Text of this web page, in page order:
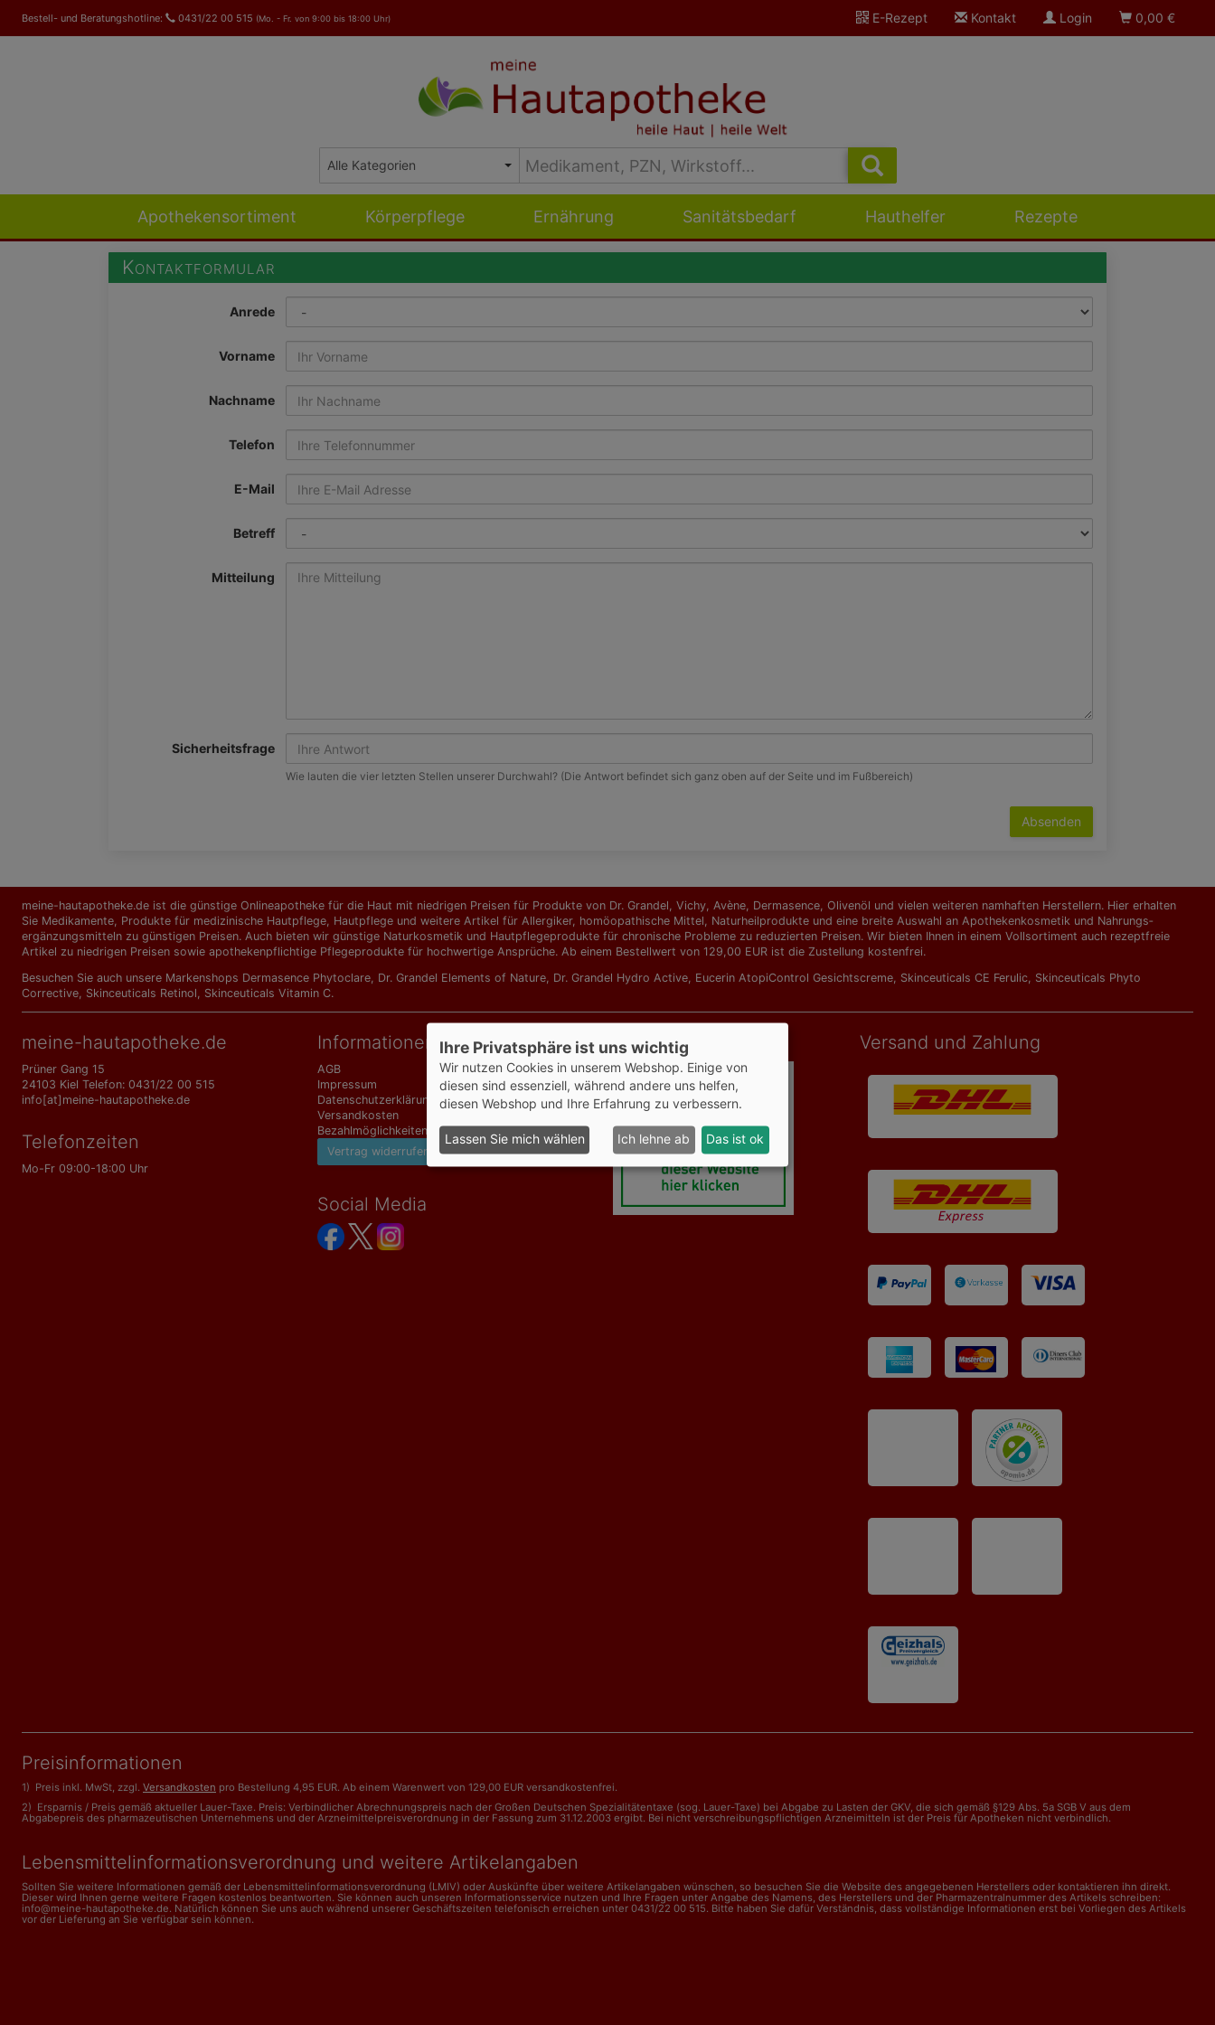
Bestell- und Beratungshotline: 0431/22 00 515 (Mo. - Fr. von 9:00 bis 18:00 Uhr) E-Rezept Kontakt Login 0,00 €
Apothekensortiment Körperpflege Ernährung Sanitätsbedarf Hauthelfer Rezepte
Kontaktformular
Anrede
Vorname
Nachname
Telefon
E-Mail
Betreff
Mitteilung
Sicherheitsfrage
Wie lauten die vier letzten Stellen unserer Durchwahl? (Die Antwort befindet sich ganz oben auf der Seite und im Fußbereich)
Absenden
meine-hautapotheke.de ist die günstige Onlineapotheke für die Haut mit niedrigen Preisen für Produkte von Dr. Grandel, Vichy, Avène, Dermasence, Olivenöl und vielen weiteren namhaften Herstellern. Hier erhalten
Sie Medikamente, Produkte für medizinische Hautpflege, Hautpflege und weitere Artikel für Allergiker, homöopathische Mittel, Naturheilprodukte und eine breite Auswahl an Apothekenkosmetik und Nahrungs­
ergänzungs­mitteln zu günstigen Preisen. Auch bieten wir günstige Naturkosmetik und Hautpflegeprodukte für chronische Probleme zu reduzierten Preisen. Wir bieten Ihnen in einem Vollsortiment auch rezeptfreie
Artikel zu niedrigen Preisen sowie apothekenpflichtige Pflegeprodukte für hochwertige Ansprüche. Ab einem Bestellwert von 129,00 EUR ist die Zustellung kostenfrei.
Besuchen Sie auch unsere Markenshops Dermasence Phytoclare, Dr. Grandel Elements of Nature, Dr. Grandel Hydro Active, Eucerin AtopiControl Gesichtscreme, Skinceuticals CE Ferulic, Skinceuticals Phyto
Corrective, Skinceuticals Retinol, Skinceuticals Vitamin C.
meine-hautapotheke.de
Prüner Gang 15
24103 Kiel Telefon: 0431/22 00 515
info[at]meine-hautapotheke.de
Telefonzeiten
Mo-Fr 09:00-18:00 Uhr
Informationen
AGB
Impressum
Datenschutzerklärung
Versandkosten
Bezahlmöglichkeiten
Vertrag widerrufen
Social Media
Geprüfte Sicherheit Versand und Zahlung
Preisinformationen
1) Preis inkl. MwSt, zzgl. Versandkosten pro Bestellung 4,95 EUR. Ab einem Warenwert von 129,00 EUR versandkostenfrei.
2) Ersparnis / Preis gemäß aktueller Lauer-Taxe. Preis: Verbindlicher Abrechnungspreis nach der Großen Deutschen Spezialitätentaxe (sog. Lauer-Taxe) bei Abgabe zu Lasten der GKV, die sich gemäß §129 Abs. 5a SGB V aus dem
Abgabepreis des pharmazeutischen Unternehmens und der Arzneimittelpreisverordnung in der Fassung zum 31.12.2003 ergibt. Bei nicht verschreibungspflichtigen Arzneimitteln ist der Preis für Apotheken nicht verbindlich.
Lebensmittelinformations­verordnung und weitere Artikelangaben
Sollten Sie weitere Informationen gemäß der Lebensmittel­informations­verordnung (LMIV) oder Auskünfte über weitere Artikelangaben wünschen, so besuchen Sie die Website des angegebenen Herstellers oder kontaktieren ihn direkt.
Dieser wird Ihnen gerne weitere Fragen kostenlos beantworten. Sie können auch unseren Informationsservice nutzen und Ihre Fragen unter Angabe des Namens, des Herstellers und der Pharmazentralnummer des Artikels schreiben:
info@meine-hautapotheke.de. Natürlich können Sie uns auch während unserer Geschäftszeiten telefonisch erreichen unter 0431/22 00 515. Bitte haben Sie dafür Verständnis, dass vollständige Informationen erst bei Vorliegen des Artikels
vor der Lieferung an Sie verfügbar sein können.
Ihre Privatsphäre ist uns wichtig
Wir nutzen Cookies in unserem Webshop. Einige von
diesen sind essenziell, während andere uns helfen,
diesen Webshop und Ihre Erfahrung zu verbessern.
Lassen Sie mich wählen Ich lehne ab Das ist ok